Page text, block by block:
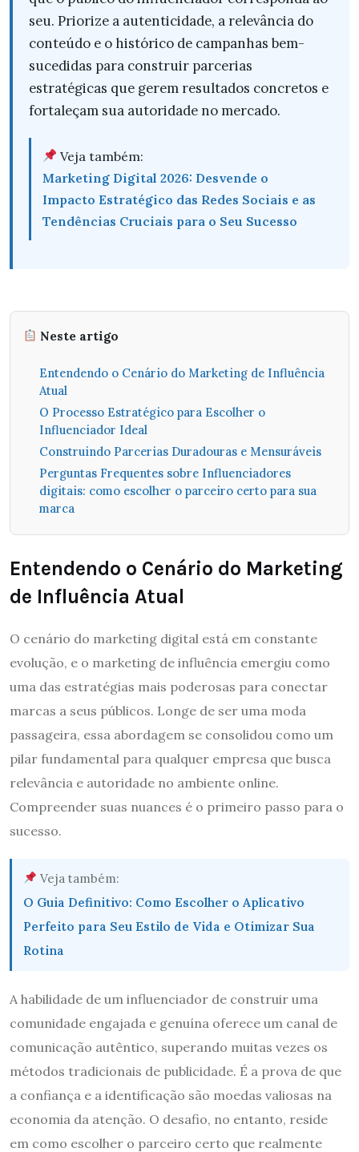
seu. Priorize a autenticidade, a relevância do
conteúdo e o histórico de campanhas bem-
sucedidas para construir parcerias
estratégicas que gerem resultados concretos e
fortaleçam sua autoridade no mercado.
Veja também:
Marketing Digital 2026: Desvende o
Impacto Estratégico das Redes Sociais e as
Tendências Cruciais para o Seu Sucesso
Neste artigo
Entendendo o Cenário do Marketing de Influência
Atual
O Processo Estratégico para Escolher o
Influenciador Ideal
Construindo Parcerias Duradouras e Mensuráveis
Perguntas Frequentes sobre Influenciadores
digitais: como escolher o parceiro certo para sua
marca
Entendendo o Cenário do Marketing
de Influência Atual
O cenário do marketing digital está em constante
evolução, e o marketing de influência emergiu como
uma das estratégias mais poderosas para conectar
marcas a seus públicos. Longe de ser uma moda
passageira, essa abordagem se consolidou como um
pilar fundamental para qualquer empresa que busca
relevância e autoridade no ambiente online.
Compreender suas nuances é o primeiro passo para o
sucesso.
Veja também:
O Guia Definitivo: Como Escolher o Aplicativo
Perfeito para Seu Estilo de Vida e Otimizar Sua
Rotina
A habilidade de um influenciador de construir uma
comunidade engajada e genuína oferece um canal de
comunicação autêntico, superando muitas vezes os
métodos tradicionais de publicidade. É a prova de que
a confiança e a identificação são moedas valiosas na
economia da atenção. O desafio, no entanto, reside
em como escolher o parceiro certo que realmente